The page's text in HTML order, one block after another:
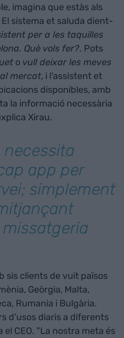
imagina que estàs als
sistema et saluda dient-
per a les taquilles
Què vols fer?. Pots
o vull deixar les meves
mercat, i l'assistent et
disponibles, amb
la informació necessària
Xirau.
necessita
app per
simplement
sis clients de vuit països
Geòrgia, Malta,
Rumania i Bulgària.
d'usos diaris a diferents
CEO. "La nostra meta és